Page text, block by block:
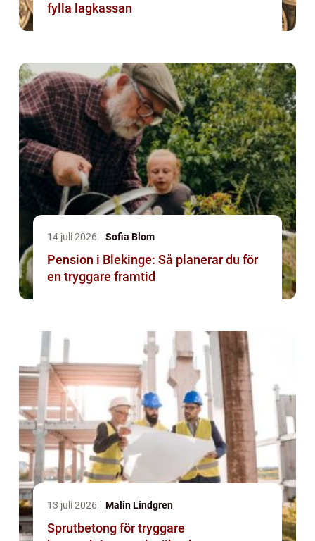
fylla lagkassan
14 juli 2026 Sofia Blom
Pension i Blekinge: Så planerar du för
en tryggare framtid
13 juli 2026 Malin Lindgren
Sprutbetong för tryggare